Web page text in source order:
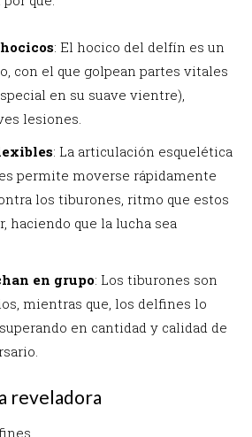
: El hocico del delfín es un
con el que golpean partes vitales
en su suave vientre),
lesiones.
: La articulación esquelética
permite moverse rápidamente
los tiburones, ritmo que estos
haciendo que la lucha sea
en grupo: Los tiburones son
mientras que, los delfines lo
en cantidad y calidad de
reveladora